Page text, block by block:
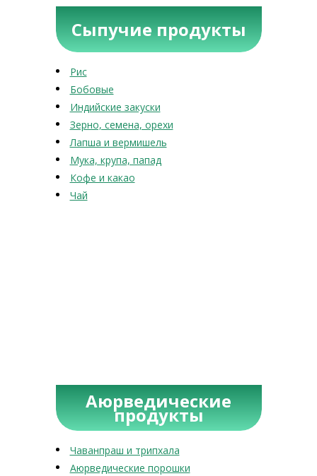
Сыпучие продукты
Рис
Бобовые
Индийские закуски
Зерно, семена, орехи
Лапша и вермишель
Мука, крупа, папад
Кофе и какао
Чай
Аюрведические
продукты
Чаванпраш и трипхала
Аюрведические порошки